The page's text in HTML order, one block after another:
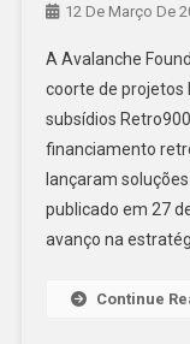
12 De Março De
A Avalanche
coorte de projetos
subsídios
financiamento
lançaram
publicado em 27
avanço na
Continue